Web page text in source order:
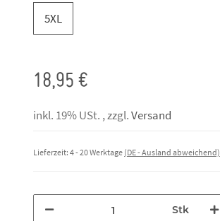
5XL
18,95 €
inkl. 19% USt. , zzgl.Versand
Lieferzeit: 4 - 20 Werktage (DE - Ausland abweichend)
Stk